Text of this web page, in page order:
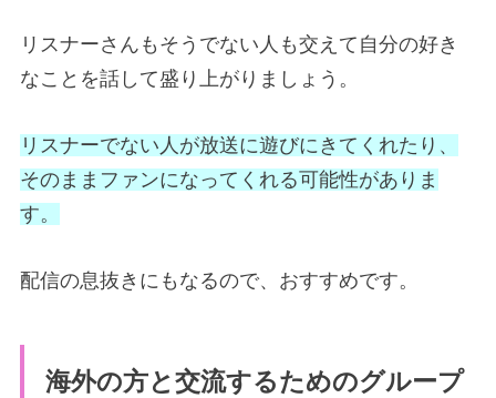
リスナーさんもそうでない人も交えて自分の好き
なことを話して盛り上がりましょう。
リスナーでない人が放送に遊びにきてくれたり、
そのままファンになってくれる可能性がありま
す。
配信の息抜きにもなるので、おすすめです。
海外の方と交流するためのグループ